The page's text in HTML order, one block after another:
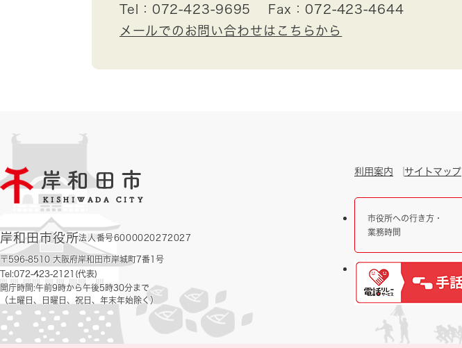
Tel：072-423-9695
Fax：072-423-4644
メールでのお問い合わせはこちらから
岸和田市役所法人番号6000020272027
〒596-8510 大阪府岸和田市岸城町7番1号
Tel:072-423-2121(代表)
開庁時間:午前9時から午後5時30分まで
（土曜日、日曜日、祝日、年末年始除く）
利用案内 サイトマップ
市役所への行き方・
業務時間